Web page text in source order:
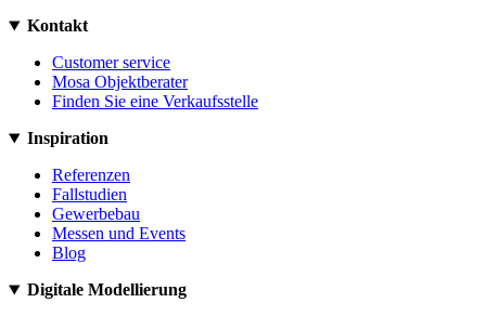
Kontakt
Customer service
Mosa Objektberater
Finden Sie eine Verkaufsstelle
Inspiration
Referenzen
Fallstudien
Gewerbebau
Messen und Events
Blog
Digitale Modellierung